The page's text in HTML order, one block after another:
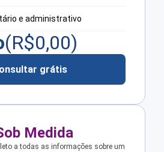
e administrativo
(R$0,00)
grátis
Medida
a todas as informações sobre um